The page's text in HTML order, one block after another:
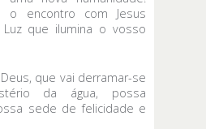
o encontro com Jesus
que ilumina o vosso
que vai derramar-se
da água, possa
sede de felicidade e